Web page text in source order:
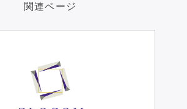
関連ページ